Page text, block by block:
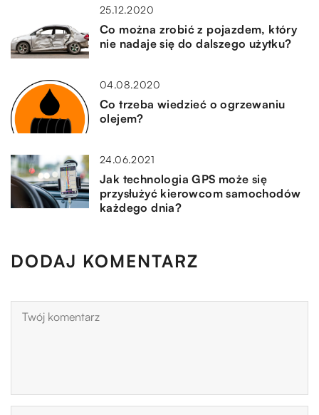
25.12.2020
Co można zrobić z pojazdem, który
nie nadaje się do dalszego użytku?
04.08.2020
Co trzeba wiedzieć o ogrzewaniu
olejem?
24.06.2021
Jak technologia GPS może się
przysłużyć kierowcom samochodów
każdego dnia?
DODAJ KOMENTARZ